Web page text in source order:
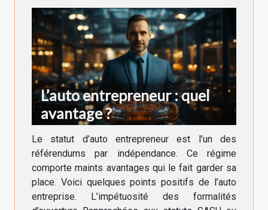
L’auto entrepreneur : quel
avantage ?
Le statut d’auto entrepreneur est l’un des
référendums par indépendance. Ce régime
comporte maints avantages qui le fait garder sa
place. Voici quelques points positifs de l’auto
entreprise. L’impétuosité des formalités